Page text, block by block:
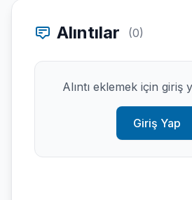
Alıntılar (0)
Alıntı eklemek için giriş
Giriş Yap